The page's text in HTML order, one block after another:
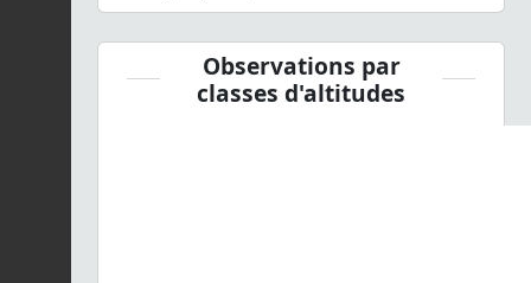
Observations par
classes d'altitudes